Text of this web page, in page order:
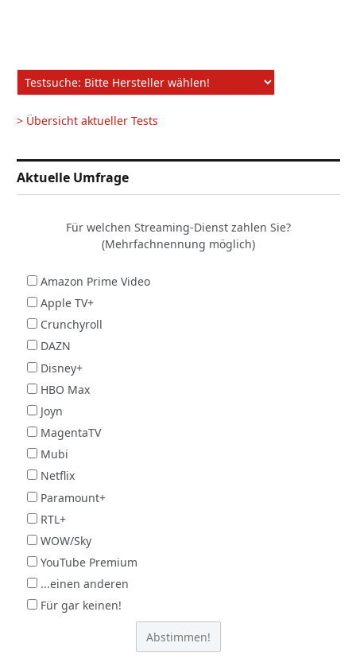
> Übersicht aktueller Tests
Aktuelle Umfrage
Für welchen Streaming-Dienst zahlen Sie?
(Mehrfachnennung möglich)
Amazon Prime Video
Apple TV+
Crunchyroll
DAZN
Disney+
HBO Max
Joyn
MagentaTV
Mubi
Netflix
Paramount+
RTL+
WOW/Sky
YouTube Premium
...einen anderen
Für gar keinen!